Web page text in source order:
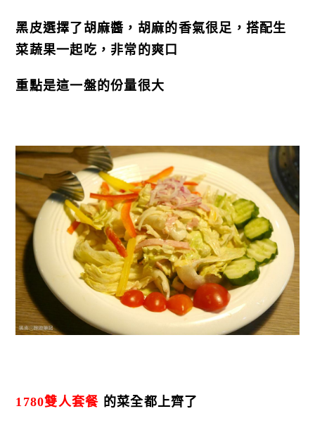
黑皮選擇了胡麻醬，胡麻的香氣很足，搭配生
菜蔬果一起吃，非常的爽口
重點是這一盤的份量很大
1780雙人套餐 的菜全都上齊了